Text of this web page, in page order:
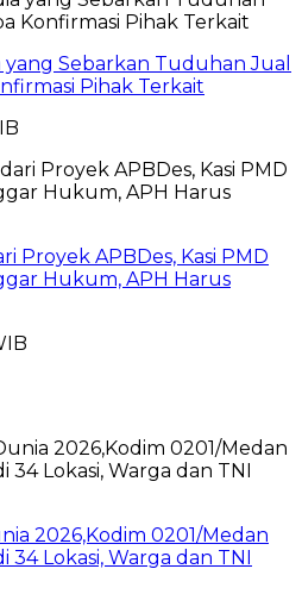
Sebarkan Tuduhan Jual
Pihak Terkait
Proyek APBDes, Kasi PMD
Hukum, APH Harus
2026,Kodim 0201/Medan
Lokasi, Warga dan TNI